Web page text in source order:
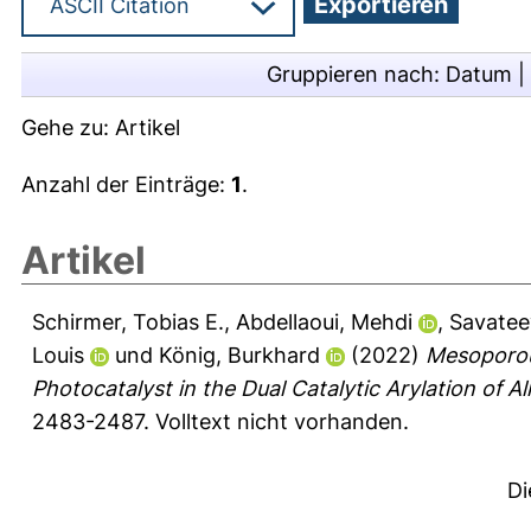
Gruppieren nach: Datum
Gehe zu: Artikel
Anzahl der Einträge: 1.
Artikel
Schirmer, Tobias E., Abdellaoui, Mehdi ,
Louis
und König, Burkhard (2022)
Photocatalyst in the Dual Catalytic Arylation of
2483-2487. Volltext nicht vorhanden.